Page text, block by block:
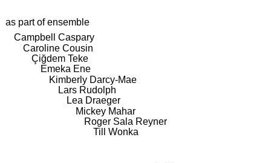
as part of ensemble
Campbell Caspary
Caroline Cousin
Çiğdem Teke
Emeka Ene
Kimberly Darcy-Mae
Lars Rudolph
Lea Draeger
Mickey Mahar
Roger Sala Reyner
Till Wonka